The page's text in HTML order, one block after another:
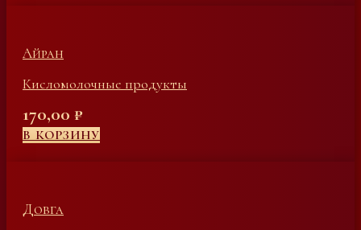
Айран
Кисломолочные продукты
170,00 ₽
В КОРЗИНУ
Довга